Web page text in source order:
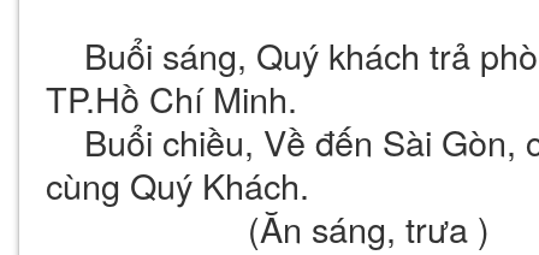
Buổi sáng, Quý khách trả
TP.Hồ Chí Minh.
Buổi chiều, Về đến Sài Gòn,
cùng Quý Khách.
(Ăn sáng, trưa )